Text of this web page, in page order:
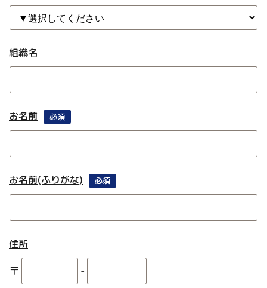
組織名
お名前 必須
お名前(ふりがな) 必須
住所
〒 -